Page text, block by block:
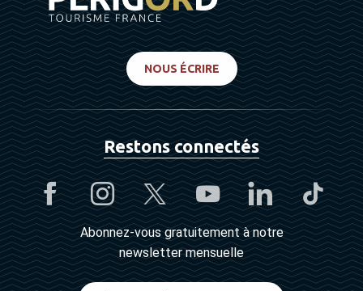
NOUS ÉCRIRE
Restons connectés
Abonnez-vous gratuitement à notre
newsletter mensuelle